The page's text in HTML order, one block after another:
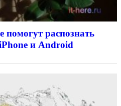
распознать
и Android